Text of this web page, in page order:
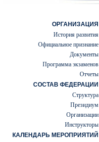
ОРГАНИЗАЦИЯ
История развития
Официальное признание
Документы
Программа экзаменов
Отчеты
СОСТАВ ФЕДЕРАЦИИ
Структура
Президиум
Организации
Инструкторы
КАЛЕНДАРЬ МЕРОПРИЯТИЙ